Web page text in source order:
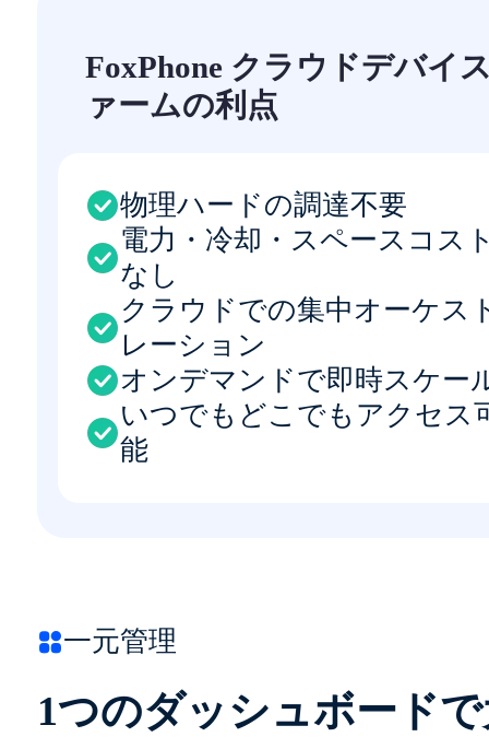
FoxPhone クラウドデバイ
ァームの利点
物理ハードの調達不要
電力・冷却・スペースコス
なし
クラウドでの集中オーケス
レーション
オンデマンドで即時スケー
いつでもどこでもアクセス
能
一元管理
1つのダッシュボード